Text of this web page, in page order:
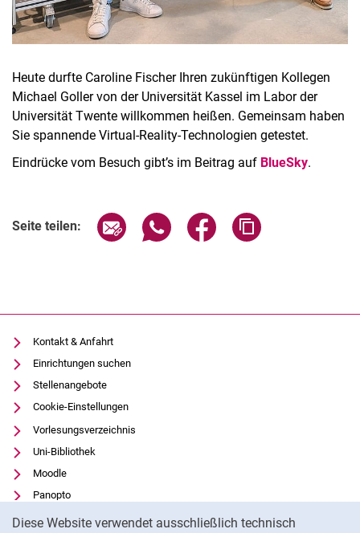
Diese Website verwendet ausschließlich technisch
Heute durfte Caroline Fischer Ihren zukünftigen Kollegen
Michael Goller von der Universität Kassel im Labor der
Universität Twente willkommen heißen. Gemeinsam haben
Sie spannende Virtual-Reality-Technologien getestet.
Eindrücke vom Besuch gibt’s im Beitrag auf BlueSky.
Seite teilen: Seite über E-Mail teilen
Seite über WhatsApp teilen
Seite über Facebook
Kontakt & Anfahrt
Einrichtungen suchen
Stellenangebote
Cookie-Einstellungen
Vorlesungsverzeichnis
Uni-Bibliothek
Moodle
Panopto
Datenschutz